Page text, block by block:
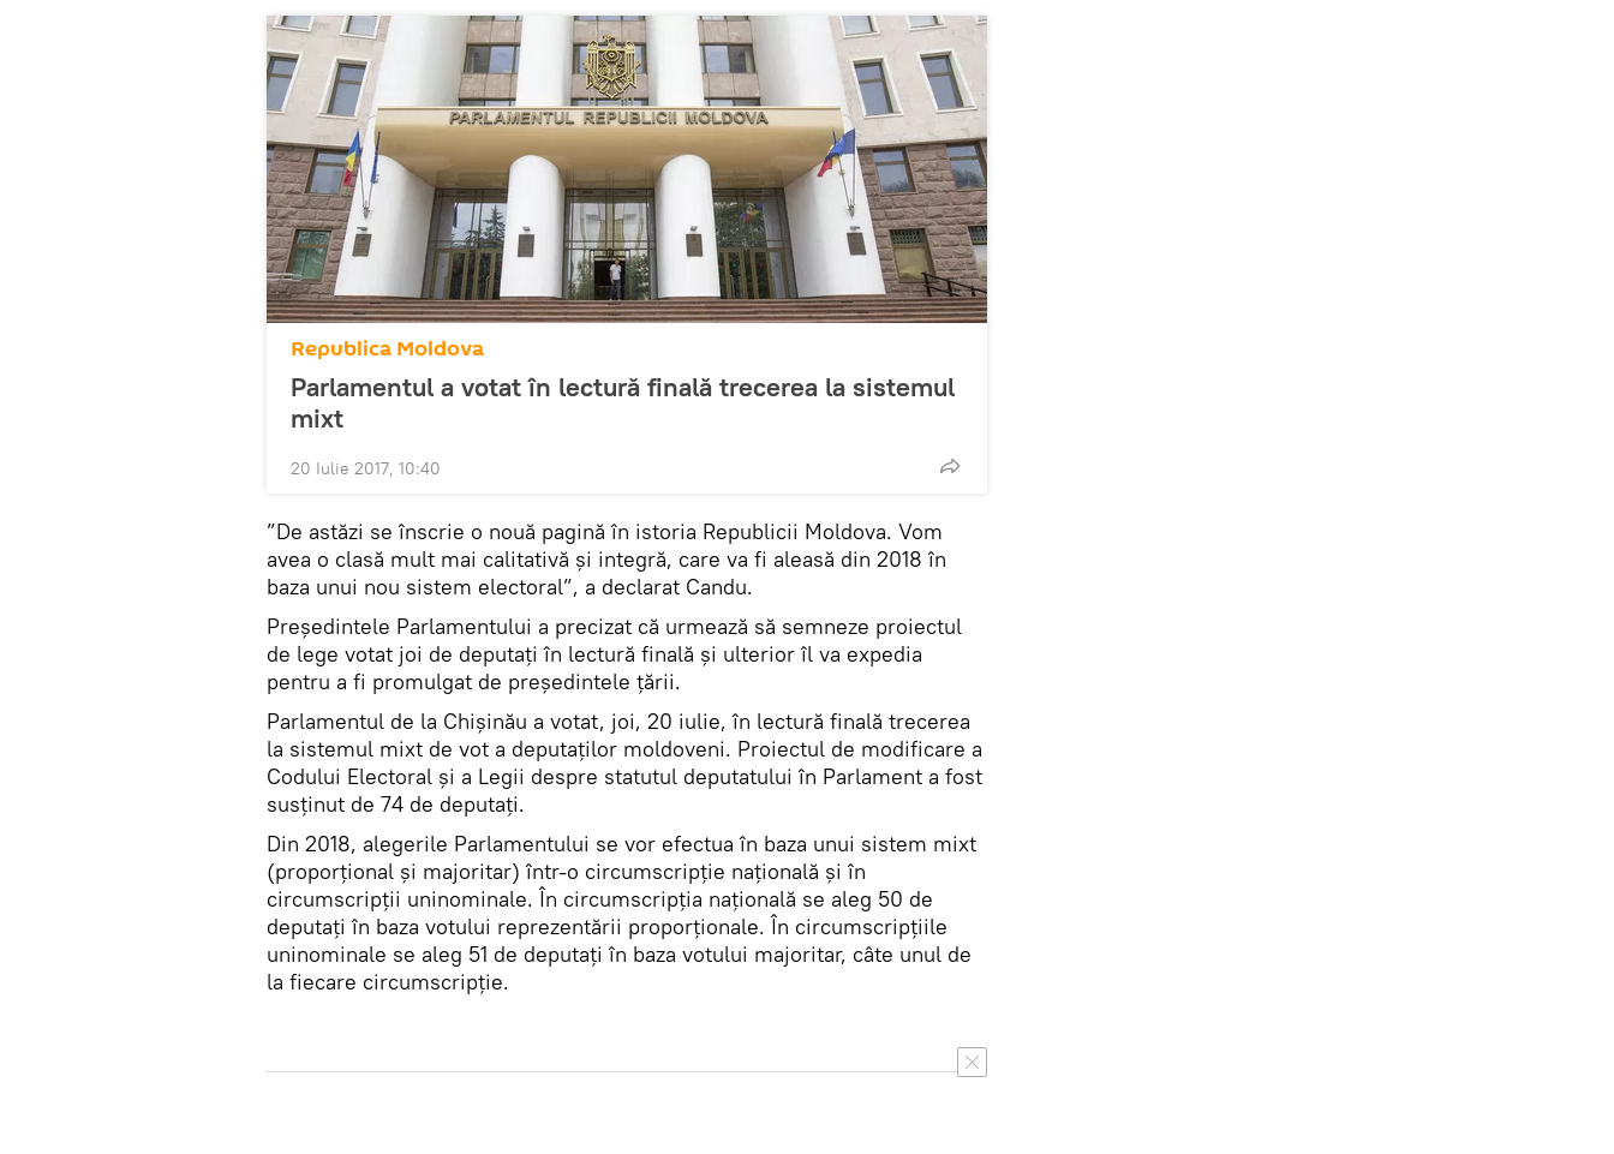
Republica Moldova
Parlamentul a votat în lectură finală trecerea la sistemul
mixt
20 Iulie 2017, 10:40
”De astăzi se înscrie o nouă pagină în istoria Republicii Moldova. Vom
avea o clasă mult mai calitativă și integră, care va fi aleasă din 2018 în
baza unui nou sistem electoral”, a declarat Candu.
Președintele Parlamentului a precizat că urmează să semneze proiectul
de lege votat joi de deputați în lectură finală și ulterior îl va expedia
pentru a fi promulgat de președintele țării.
Parlamentul de la Chișinău a votat, joi, 20 iulie, în lectură finală trecerea
la sistemul mixt de vot a deputaților moldoveni. Proiectul de modificare a
Codului Electoral și a Legii despre statutul deputatului în Parlament a fost
susținut de 74 de deputați.
Din 2018, alegerile Parlamentului se vor efectua în baza unui sistem mixt
(proporţional şi majoritar) într-o circumscripţie naţională şi în
circumscripţii uninominale. În circumscripţia naţională se aleg 50 de
deputaţi în baza votului reprezentării proporţionale. În circumscripţiile
uninominale se aleg 51 de deputaţi în baza votului majoritar, câte unul de
la fiecare circumscripţie.